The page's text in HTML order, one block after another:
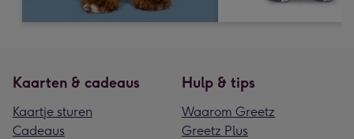
Kaarten & cadeaus
Kaartje sturen
Cadeaus
Hulp & tips
Waarom Greetz
Greetz Plus